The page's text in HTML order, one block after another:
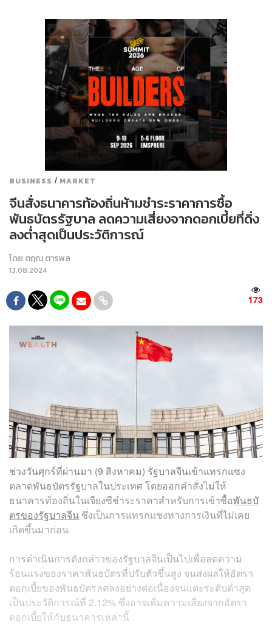
BUSINESS / MARKET
จีนสั่งธนาคารท้องถิ่นห้ามชำระราคาการซื้อ
พันธบัตรรัฐบาล ลดความเสี่ยงจากดอกเบี้ยที่ดิ่ง
ลงต่ำสุดเป็นประวัติการณ์
โดย ตฤณ ตารพล
13.08.2024
173
ช่วงวันศุกร์ที่ผ่านมา (9 สิงหาคม) รัฐบาลจีนเข้าแทรกแซง
ตลาดพันธบัตรรัฐบาลในประเทศ โดยออกคำสั่งไม่ให้
ธนาคารท้องถิ่นในเจียงซีชำระราคาสำหรับการเข้าซื้อพันธบั
ตรของรัฐบาลจีนซึ่งเป็นการแทรกแซงทางการเงินที่ไม่เคย
เกิดขึ้นมาก่อน
การดำเนินการดังกล่าวของรัฐบาลจีนเป็นไปเพื่อลดความ
ร้อนแรงของราคาพันธบัตรที่ปรับตัวขึ้นสูง จนส่งผลให้อัตรา
ดอกเบี้ยของพันธบัตรลดลงอย่างต่อเนื่องจนแตะระดับต่ำสุด
เป็นประวัติการณ์ที่ 2.12% ซึ่งอาจเพิ่มความเสี่ยงจากอัตรา
ดอกเบี้ยให้กับธนาคารเหล่านี้